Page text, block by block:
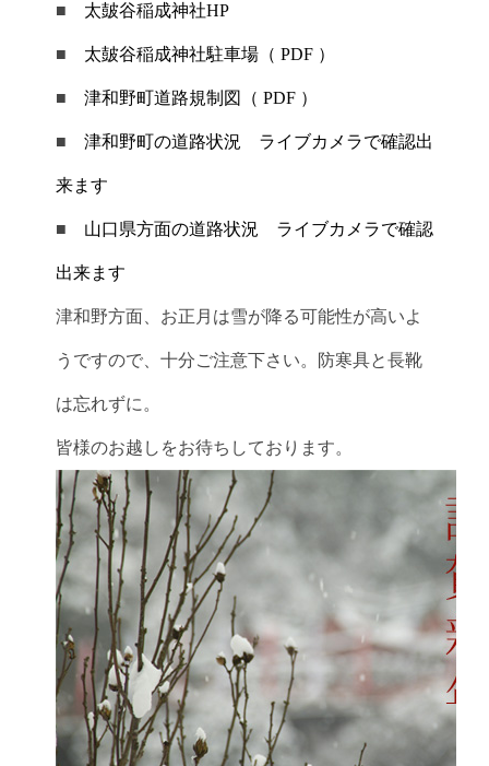
■ 太皷谷稲成神社HP
■ 太皷谷稲成神社駐車場（ PDF ）
■ 津和野町道路規制図（ PDF ）
■ 津和野町の道路状況 ライブカメラで確認出
来ます
■ 山口県方面の道路状況 ライブカメラで確認
出来ます
津和野方面、お正月は雪が降る可能性が高いよ
うですので、十分ご注意下さい。防寒具と長靴
は忘れずに。
皆様のお越しをお待ちしております。